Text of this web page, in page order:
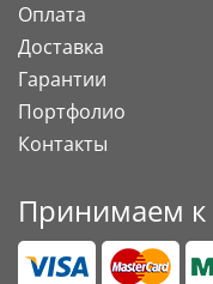
Оплата
Доставка
Гарантии
Портфолио
Контакты
Принимаем к